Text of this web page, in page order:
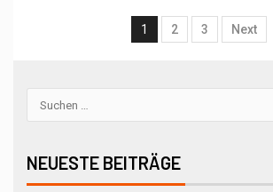
1 2 3 Next
NEUESTE BEITRÄGE